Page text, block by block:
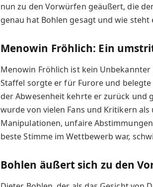
nun zu den Vorwürfen geäußert, die
genau hat Bohlen gesagt und wie
Menowin Fröhlich: Ein
Menowin Fröhlich ist kein Unbekannter
Staffel sorgte er für Furore und
der Abwesenheit kehrte er zurück und
wurde von vielen Fans und Kritikern
Manipulationen, unfaire
beste Stimme im Wettbewerb war,
Bohlen äußert sich zu den